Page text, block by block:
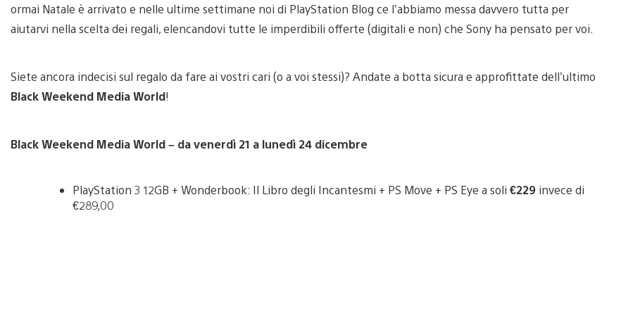
ormai Natale è arrivato e nelle ultime settimane noi di PlayStation Blog ce l’abbiamo messa davvero tutta per
aiutarvi nella scelta dei regali, elencandovi tutte le imperdibili offerte (digitali e non) che Sony ha pensato per voi.
Siete ancora indecisi sul regalo da fare ai vostri cari (o a voi stessi)? Andate a botta sicura e approfittate dell’ultimo
Black Weekend Media World!
Black Weekend Media World – da venerdì 21 a lunedì 24 dicembre
PlayStation 3 12GB + Wonderbook: Il Libro degli Incantesmi + PS Move + PS Eye a soli €229 invece di
€289,00